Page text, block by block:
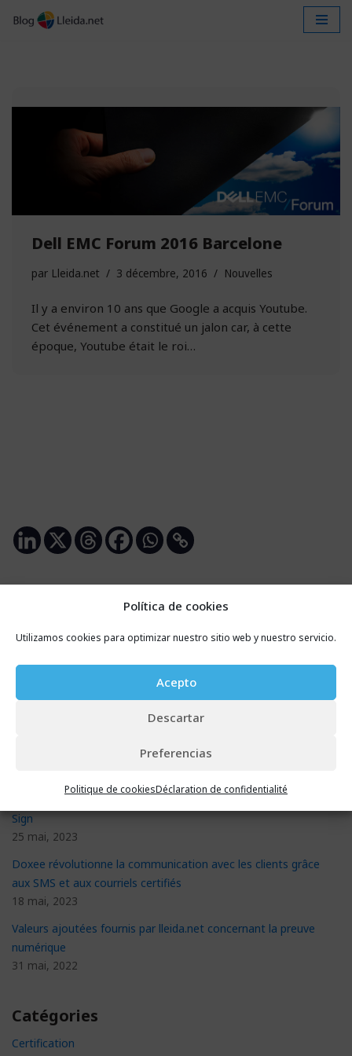
Política de cookies
Utilizamos cookies para optimizar nuestro sitio web y nuestro servicio.
Acepto
Descartar
Preferencias
Politique de cookiesDéclaration de confidentialité
Dell EMC Forum 2016 Barcelone
par Lleida.net 3 décembre, 2016 Nouvelles
Il y a environ 10 ans que Google a acquis Youtube.
Cet événement a constitué un jalon car, à cette
époque, Youtube était le roi…
Articles récents
Courriel certifié : définition et utilisations les plus courantes
Suntropy réduit le temps de signature de 50% grâce à Click &
Sign
25 mai, 2023
Doxee révolutionne la communication avec les clients grâce
aux SMS et aux courriels certifiés
18 mai, 2023
Valeurs ajoutées fournis par lleida.net concernant la preuve
numérique
31 mai, 2022
Catégories
Certification